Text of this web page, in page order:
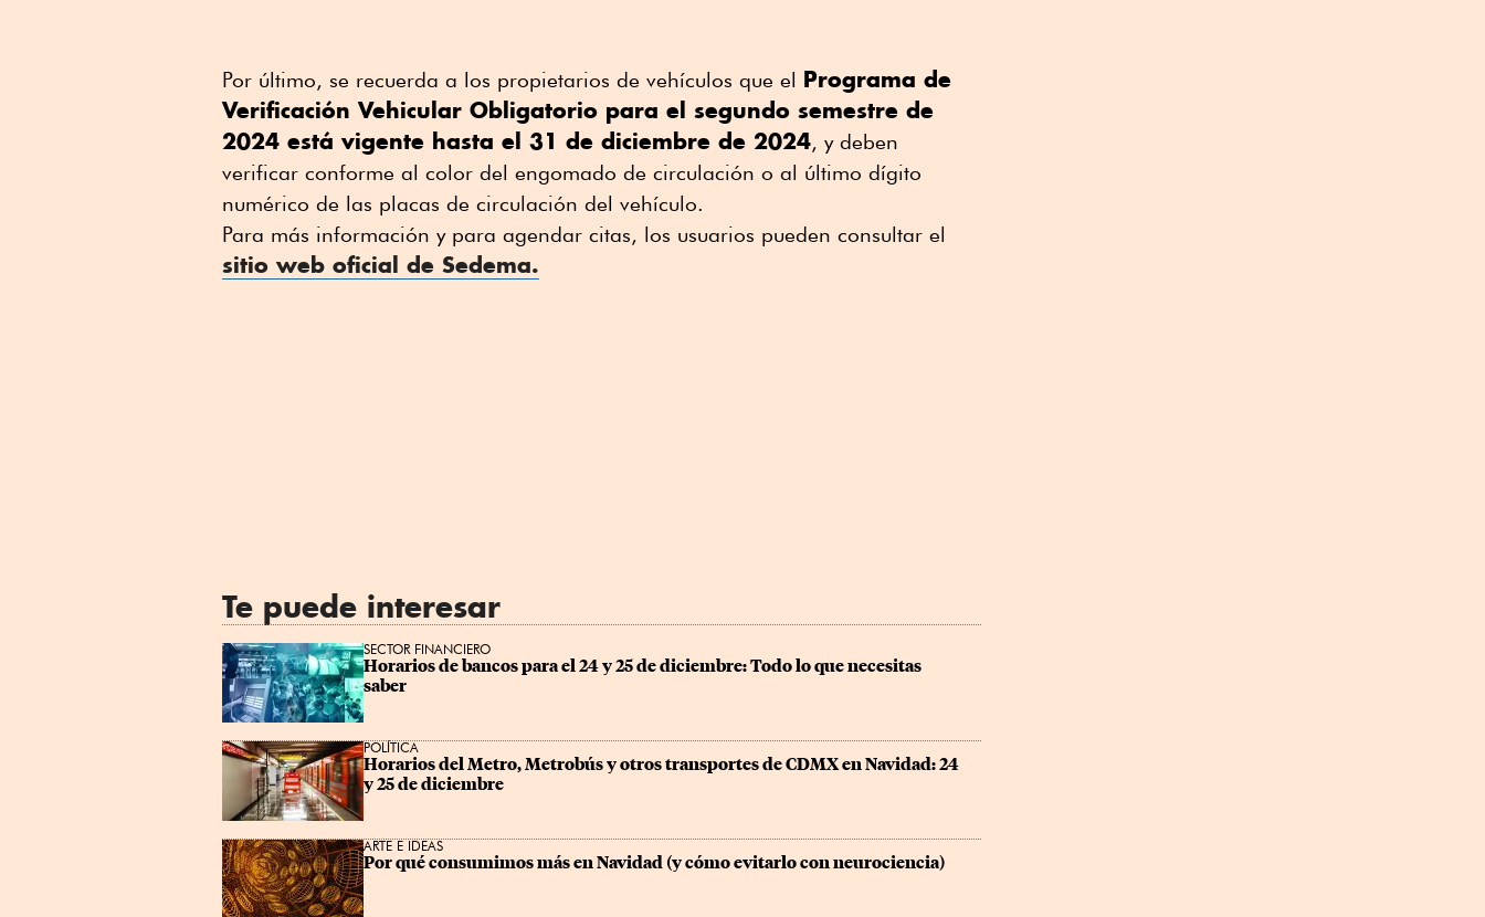
Por último, se recuerda a los propietarios de vehículos que el Programa de
Verificación Vehicular Obligatorio para el segundo semestre de
2024 está vigente hasta el 31 de diciembre de 2024, y deben
verificar conforme al color del engomado de circulación o al último dígito
numérico de las placas de circulación del vehículo.
Para más información y para agendar citas, los usuarios pueden consultar el
sitio web oficial de Sedema.
Te puede interesar
SECTOR FINANCIERO
Horarios de bancos para el 24 y 25 de diciembre: Todo lo que necesitas
saber
POLÍTICA
Horarios del Metro, Metrobús y otros transportes de CDMX en Navidad: 24
y 25 de diciembre
ARTE E IDEAS
Por qué consumimos más en Navidad (y cómo evitarlo con neurociencia)